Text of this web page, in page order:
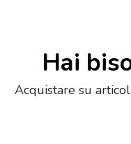
Hai
Acquistare su